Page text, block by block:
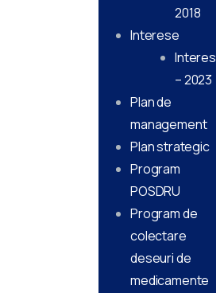
2018
Interese
Interese
– 2023
Plan de
management
Plan strategic
Program
POSDRU
Program de
colectare
deseuri de
medicamente